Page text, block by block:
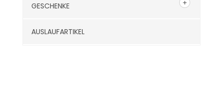
GESCHENKE
AUSLAUFARTIKEL